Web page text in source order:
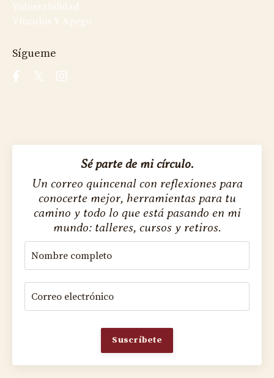
Vulnerabilidad
Vínculos Y Apego
Sígueme
Sé parte de mi círculo.
Un correo quincenal con reflexiones para
conocerte mejor, herramientas para tu
camino y todo lo que está pasando en mi
mundo: talleres, cursos y retiros.
Suscríbete